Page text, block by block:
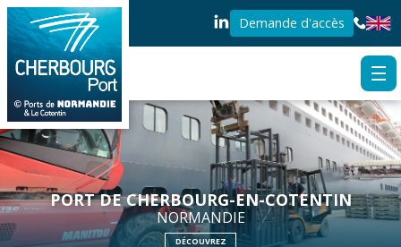
Demande d'accès
PORT DE CHERBOURG-EN-COTENTIN
NORMANDIE
DÉCOUVREZ